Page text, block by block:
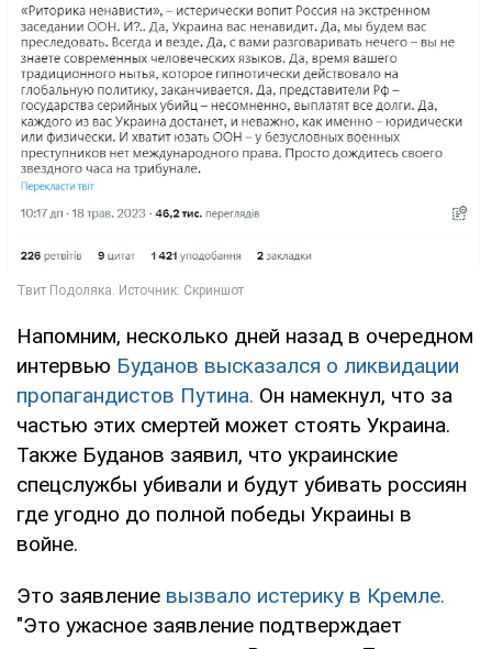
Напомним, несколько дней назад в очередном
интервью Буданов высказался о ликвидации
пропагандистов Путина. Он намекнул, что за
частью этих смертей может стоять Украина.
Также Буданов заявил, что украинские
спецслужбы убивали и будут убивать россиян
где угодно до полной победы Украины в
войне.
Это заявление вызвало истерику в Кремле.
"Это ужасное заявление подтверждает